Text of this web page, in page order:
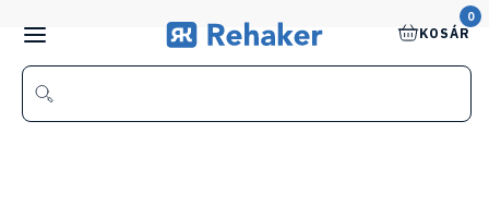
0
KOSÁR